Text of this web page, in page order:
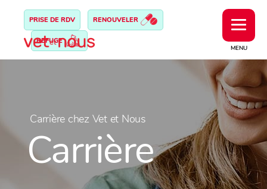
MENU
PRISE DE RDV RENOUVELER
REFUGE
Carrière chez Vet et Nous
Carrière